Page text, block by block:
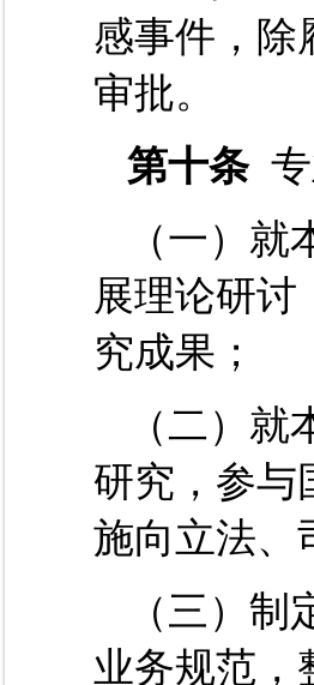
感事件，除
审批。
第十条
（一）
展理论研讨
究成果；
（二）
研究，参与
施向立法、
（三）
业务规范，